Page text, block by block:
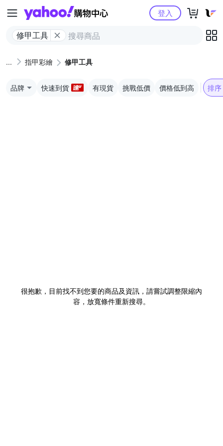
Yahoo購物中心
修甲工具
登入
指甲彩繪 修甲工具
品牌 快速到貨 有現貨 挑戰低價 價格低到高 排序
很抱歉，目前找不到您要的商品及資訊，請嘗試調整限縮內
容，放寬條件重新搜尋。